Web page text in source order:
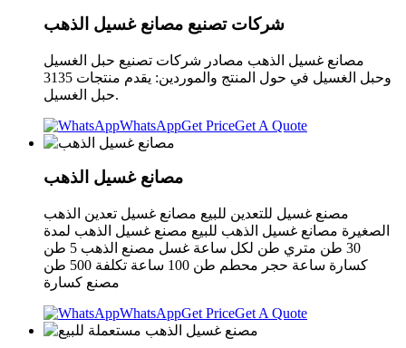
شركات تصنيع مصانع غسيل الذهب
مصانع غسيل الذهب مصادر شركات تصنيع حبل الغسيل
وحبل الغسيل في حول المنتج والموردين: يقدم منتجات 3135
حبل الغسيل.
WhatsAppGet PriceGet A Quote
مصانع غسيل الذهب
مصنع غسيل للتعدين للبيع مصانع غسيل تعدين الذهب
الصغيرة مصانع غسيل الذهب للبيع مصنع غسيل الذهب لمدة
30 طن متري طن لكل ساعة غسل مصنع الذهب 5 طن
كسارة ساعة حجر محطم طن 100 ساعة تكلفة 500 طن
مصنع كسارة
WhatsAppGet PriceGet A Quote